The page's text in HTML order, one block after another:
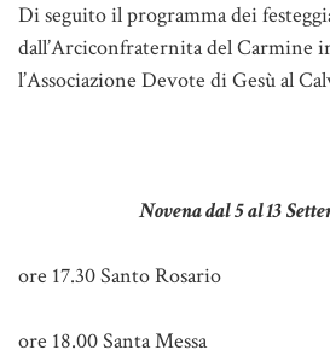
Di seguito il programma dei
dall’Arciconfraternita del Carmine
l’Associazione Devote di Gesù al
Novena dal 5 al 13
ore 17.30 Santo Rosario
ore 18.00 Santa Messa